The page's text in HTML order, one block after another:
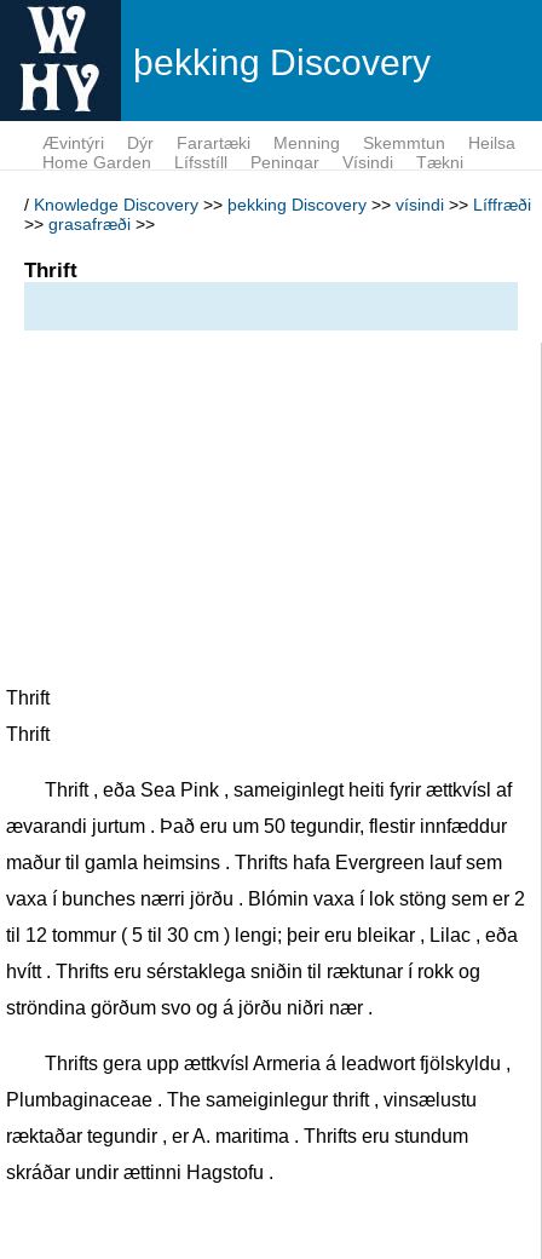
þekking Discovery
Ævintýri Dýr Farartæki Menning Skemmtun
Heilsa
Home Garden
Lífsstíll Peningar Vísindi Tækni
/ Knowledge Discovery >> þekking Discovery >> vísindi >> Líffræði
>> grasafræði >>
Thrift
Thrift
Thrift
Thrift , eða Sea Pink , sameiginlegt heiti fyrir ættkvísl af
ævarandi jurtum . Það eru um 50 tegundir, flestir innfæddur
maður til gamla heimsins . Thrifts hafa Evergreen lauf sem
vaxa í bunches nærri jörðu . Blómin vaxa í lok stöng sem er 2
til 12 tommur ( 5 til 30 cm ) lengi; þeir eru bleikar , Lilac , eða
hvítt . Thrifts eru sérstaklega sniðin til ræktunar í rokk og
ströndina görðum svo og á jörðu niðri nær .
Thrifts gera upp ættkvísl Armeria á leadwort fjölskyldu ,
Plumbaginaceae . The sameiginlegur thrift , vinsælustu
ræktaðar tegundir , er A. maritima . Thrifts eru stundum
skráðar undir ættinni Hagstofu .